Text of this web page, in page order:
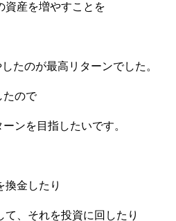
資産を増やすことを
たのが最高リターンでした。
たので
ンを目指したいです。
換金したり
、それを投資に回したり